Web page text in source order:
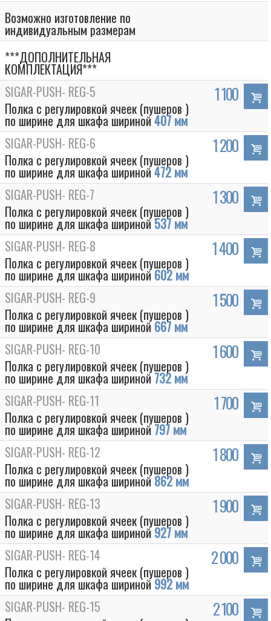
Возможно изготовление по
индивидуальным размерам
***ДОПОЛНИТЕЛЬНАЯ
КОМПЛЕКТАЦИЯ***
SIGAR-PUSH- REG-5
Полка с регулировкой ячеек (пушеров )
по ширине для шкафа шириной407 мм
1 100
SIGAR-PUSH- REG-6
Полка с регулировкой ячеек (пушеров )
по ширине для шкафа шириной472 мм
1 200
SIGAR-PUSH- REG-7
Полка с регулировкой ячеек (пушеров )
по ширине для шкафа шириной537 мм
1 300
SIGAR-PUSH- REG-8
Полка с регулировкой ячеек (пушеров )
по ширине для шкафа шириной602 мм
1 400
SIGAR-PUSH- REG-9
Полка с регулировкой ячеек (пушеров )
по ширине для шкафа шириной667 мм
1 500
SIGAR-PUSH- REG-10
Полка с регулировкой ячеек (пушеров )
по ширине для шкафа шириной732 мм
1 600
SIGAR-PUSH- REG-11
Полка с регулировкой ячеек (пушеров )
по ширине для шкафа шириной797 мм
1 700
SIGAR-PUSH- REG-12
Полка с регулировкой ячеек (пушеров )
по ширине для шкафа шириной862 мм
1 800
SIGAR-PUSH- REG-13
Полка с регулировкой ячеек (пушеров )
по ширине для шкафа шириной927 мм
1 900
SIGAR-PUSH- REG-14
Полка с регулировкой ячеек (пушеров )
по ширине для шкафа шириной992 мм
2 000
SIGAR-PUSH- REG-15
2 100